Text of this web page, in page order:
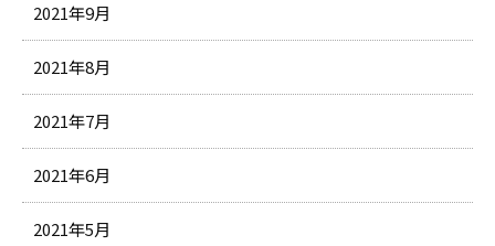
2021年9月
2021年8月
2021年7月
2021年6月
2021年5月